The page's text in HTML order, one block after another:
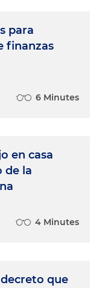
para
finanzas
6 Minutes
en casa
de la
4 Minutes
que